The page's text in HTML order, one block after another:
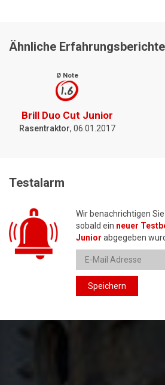
Ähnliche Erfahrungsberichte
Ø Note
1.6
Brill Duo Cut Junior
Rasentraktor, 06.01.2017
Testalarm
Wir benachrichtigen
sobald ein neuer
Junior abgegeben
Speichern